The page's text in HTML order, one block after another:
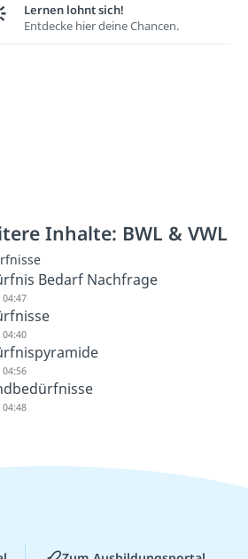
Lernen lohnt sich!
Entdecke hier deine Chancen.
Inhalte: BWL & VWL
Bedarf Nachfrage